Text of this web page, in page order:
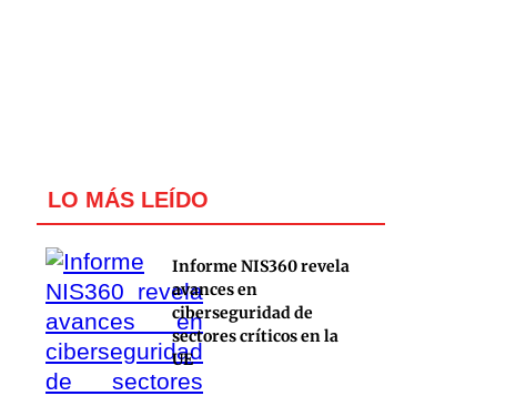
LO MÁS LEÍDO
Informe NIS360 revela
avances en
ciberseguridad de
sectores críticos en la
UE